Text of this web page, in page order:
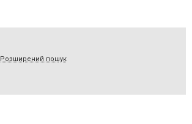
Розширений пошук